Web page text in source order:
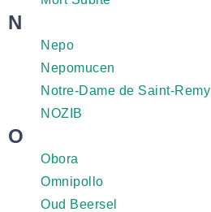
N
Nepo
Nepomucen
Notre-Dame de Saint-Remy
NOZIB
O
Obora
Omnipollo
Oud Beersel